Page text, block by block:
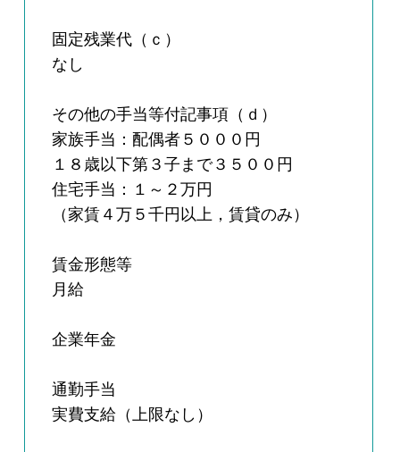
固定残業代（ｃ）
なし
その他の手当等付記事項（ｄ）
家族手当：配偶者５０００円
１８歳以下第３子まで３５００円
住宅手当：１～２万円
（家賃４万５千円以上，賃貸のみ）
賃金形態等
月給
企業年金
通勤手当
実費支給（上限なし）